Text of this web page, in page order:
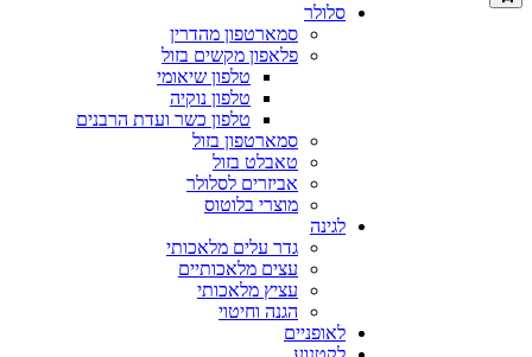
סלולר
סמארטפון מהדרין
פלאפון מקשים בזול
טלפון שיאומי
טלפון נוקיה
טלפון כשר ועדת הרבנים
סמארטפון בזול
טאבלט בזול
אביזרים לסלולר
מוצרי בלוטוס
לגינה
גדר עלים מלאכותי
עצים מלאכותיים
עציץ מלאכותי
הגנה וחיטוי
לאופניים